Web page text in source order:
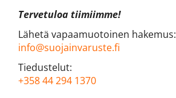
Tervetuloa tiimiimme!
Lähetä vapaamuotoinen hakemus:
info@suojainvaruste.fi
Tiedustelut:
+358 44 294 1370